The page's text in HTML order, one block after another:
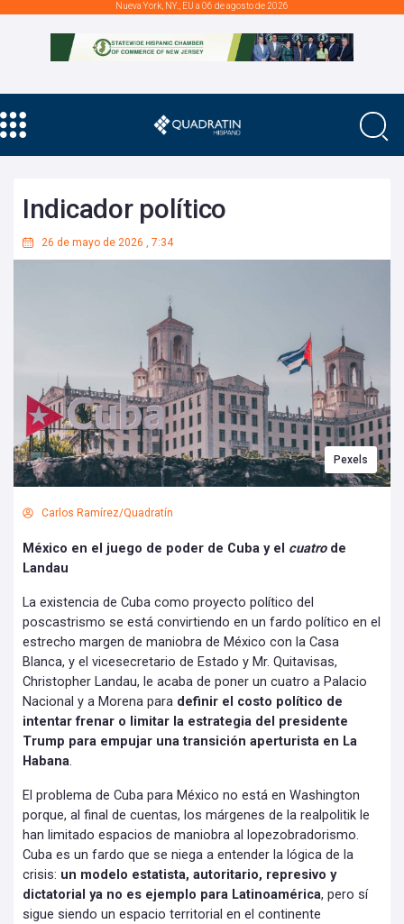
Nueva York, NY., EU a 06 de agosto de 2026
Indicador político
26 de mayo de 2026 , 7:34
Pexels
Carlos Ramírez/Quadratín
México en el juego de poder de Cuba y el cuatrode
Landau
La existencia de Cuba como proyecto político del
poscastrismo se está convirtiendo en un fardo político en el
estrecho margen de maniobra de México con la Casa
Blanca, y el vicesecretario de Estado y Mr. Quitavisas,
Christopher Landau, le acaba de poner un cuatro a Palacio
Nacional y a Morena para definir el costo político de
intentar frenar o limitar la estrategia del presidente
Trump para empujar una transición aperturista en La
Habana.
El problema de Cuba para México no está en Washington
porque, al final de cuentas, los márgenes de la realpolitik le
han limitado espacios de maniobra al lopezobradorismo.
Cuba es un fardo que se niega a entender la lógica de la
crisis: un modelo estatista, autoritario, represivo y
dictatorial ya no es ejemplo para Latinoamérica, pero sí
sigue siendo un espacio territorial en el continente